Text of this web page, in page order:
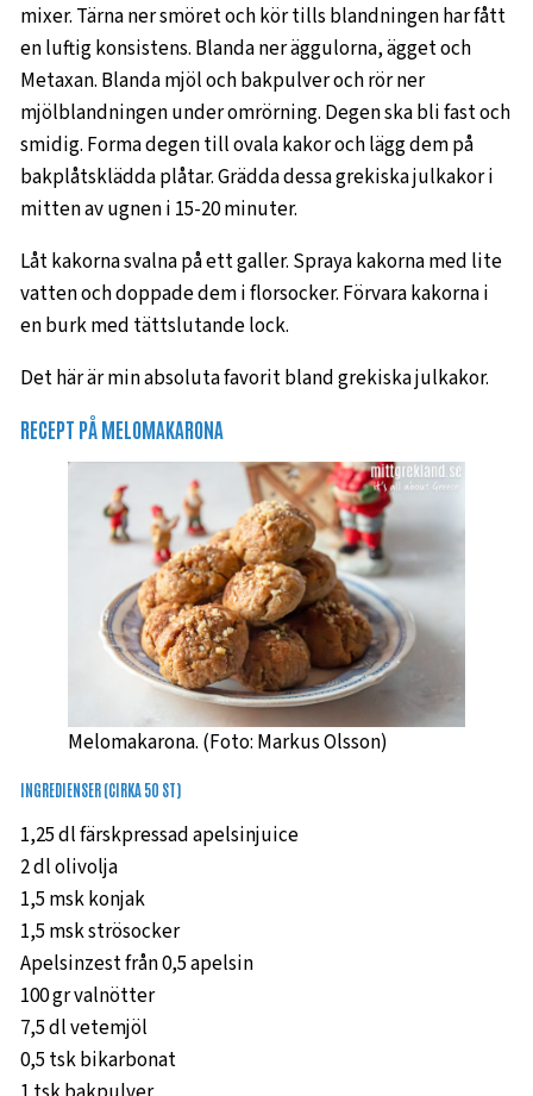
mixer. Tärna ner smöret och kör tills blandningen har fått
en luftig konsistens. Blanda ner äggulorna, ägget och
Metaxan. Blanda mjöl och bakpulver och rör ner
mjölblandningen under omrörning. Degen ska bli fast och
smidig. Forma degen till ovala kakor och lägg dem på
bakplåtsklädda plåtar. Grädda dessa grekiska julkakor i
mitten av ugnen i 15-20 minuter.
Låt kakorna svalna på ett galler. Spraya kakorna med lite
vatten och doppade dem i florsocker. Förvara kakorna i
en burk med tättslutande lock.
Det här är min absoluta favorit bland grekiska julkakor.
RECEPT PÅ MELOMAKARONA
Melomakarona. (Foto: Markus Olsson)
INGREDIENSER (CIRKA 50 ST)
1,25 dl färskpressad apelsinjuice
2 dl olivolja
1,5 msk konjak
1,5 msk strösocker
Apelsinzest från 0,5 apelsin
100 gr valnötter
7,5 dl vetemjöl
0,5 tsk bikarbonat